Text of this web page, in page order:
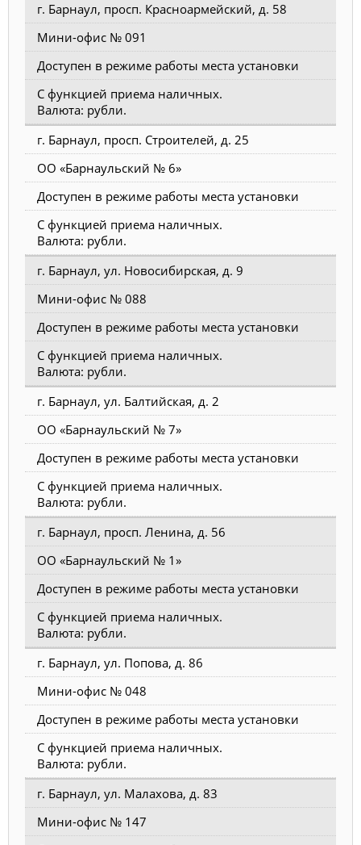
г. Барнаул, просп. Красноармейский, д. 58
Мини-офис № 091
Доступен в режиме работы места установки
С функцией приема наличных.
Валюта: рубли.
г. Барнаул, просп. Строителей, д. 25
ОО «Барнаульский № 6»
Доступен в режиме работы места установки
С функцией приема наличных.
Валюта: рубли.
г. Барнаул, ул. Новосибирская, д. 9
Мини-офис № 088
Доступен в режиме работы места установки
С функцией приема наличных.
Валюта: рубли.
г. Барнаул, ул. Балтийская, д. 2
ОО «Барнаульский № 7»
Доступен в режиме работы места установки
С функцией приема наличных.
Валюта: рубли.
г. Барнаул, просп. Ленина, д. 56
ОО «Барнаульский № 1»
Доступен в режиме работы места установки
С функцией приема наличных.
Валюта: рубли.
г. Барнаул, ул. Попова, д. 86
Мини-офис № 048
Доступен в режиме работы места установки
С функцией приема наличных.
Валюта: рубли.
г. Барнаул, ул. Малахова, д. 83
Мини-офис № 147